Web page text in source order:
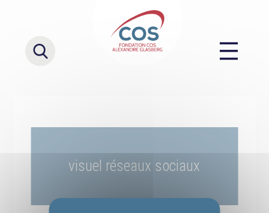
visuel réseaux sociaux